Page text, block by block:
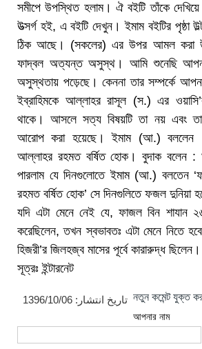
সমীপে উপস্থিত হলাম। ঐ বইটি তাঁকে
উত্সর্গ হই, এ বইটি দেখুন। ইমাম বইটির পৃষ্ঠা
ঠিক আছে। (সকলের) এর উপর আমল করা
ফাদ্বল অত্যন্ত অসুস্থ। আমি শুনেছি
অসুস্থতায় পড়েছে। কেননা তার সম্পর্কে
ইব্রাহিমকে আল্লাহর রাসূল (স.) এর
থাকে। আসলে সত্য বিষয়টি তা নয় এবং
আরোপ করা হয়েছে। ইমাম (আ.) বললেন
আল্লাহর রহমত বর্ষিত হোক। বুদাক বলেন :
পারলাম যে দিনগুলোতে ইমাম (আ.) বলতেন
রহমত বর্ষিত হোক’ সে দিনগুলিতে ফজল দুনিয়া
যদি এটা মেনে নেই যে, ফাজল বিন শাযান
করেছিলেন, তখন স্বভাবতঃ এটা মেনে নিতে
হিজরী’র জিলহজ্ব মাসের পূর্বে কারারুদ্ধ ছিলেন।
সূত্রঃ ইন্টারনেট
تاریخ انتشار: 1396/10/06 নতুন কমেন্ট যুক্ত
আপনার নাম